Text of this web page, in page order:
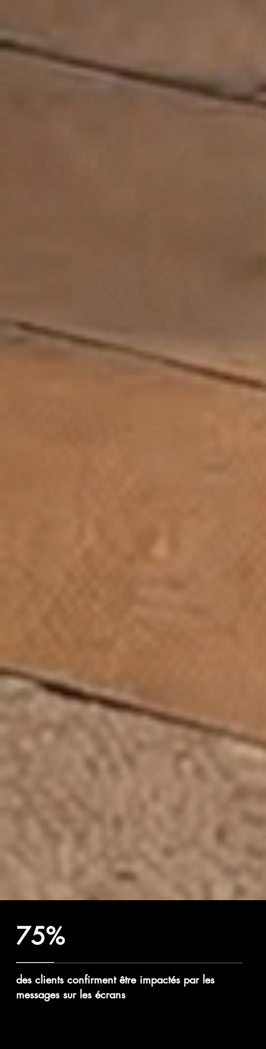
75%
des clients confirment être impactés par les
messages sur les écrans